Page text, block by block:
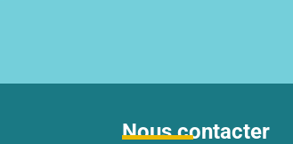
Nous contacter